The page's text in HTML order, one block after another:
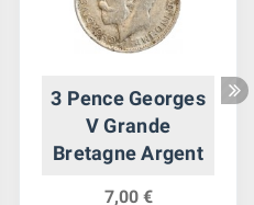
3 Pence Georges
V Grande
Bretagne Argent
7,00 €